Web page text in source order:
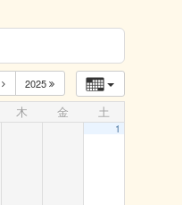
2025
木 金 土
1